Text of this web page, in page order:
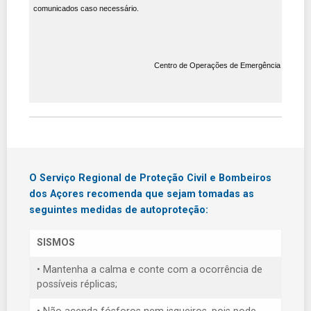
comunicados caso necessário.
Centro de Operações de Emergência
O Serviço Regional de Proteção Civil e Bombeiros
dos Açores recomenda que sejam tomadas as
seguintes medidas de autoproteção:
SISMOS
• Mantenha a calma e conte com a ocorrência de
possíveis réplicas;